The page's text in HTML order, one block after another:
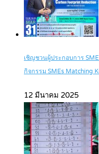
เชิญชวนผู้ประกอบการ
กิจกรรม SMEs Matching
12 มีนาคม 2025